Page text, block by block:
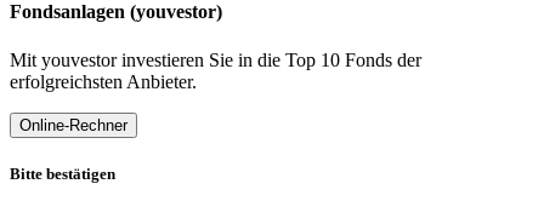
Fondsanlagen (youvestor)
Mit youvestor investieren Sie in die Top 10 Fonds der
erfolgreichsten Anbieter.
Online-Rechner
Bitte bestätigen